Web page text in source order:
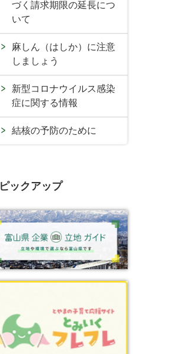
づく請求期限の延長につ
いて
麻しん（はしか）に注意
しましょう
新型コロナウイルス感染
症に関する情報
結核の予防のために
ピックアップ